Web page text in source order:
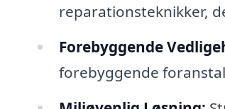
reparationsteknikker,
Forebyggende
forebyggende